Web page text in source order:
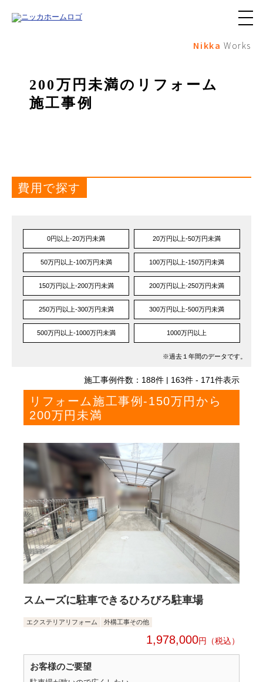
メ
ュ
Nikka Works
200万円未満のリフォーム
施工事例
費用で探す
0円以上-20万円未満 20万円以上-50万円未満
50万円以上-100万円未満 100万円以上-150万円未満
150万円以上-200万円未満 200万円以上-250万円未満
250万円以上-300万円未満 300万円以上-500万円未満
500万円以上-1000万円未満 1000万円以上
※過去１年間のデータです。
施工事例件数： 188件 | 163件 - 171件表示
リフォーム施工事例-150万円から
200万円未満
スムーズに駐車できるひろびろ駐車場
エクステリアリフォーム 外構工事その他
1,978,000円
お客様のご要望